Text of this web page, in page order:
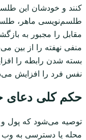
کنند و خودشان این
طلسم‌نویسی ماهر،
مقابل را مجبور به
منفی نهفته را از بین
بسته شدن رابطه را
نفس فرد را افزایش
حکم کلی دعای
توصیه می‌شود که پول و
محله یا دسترسی به وب